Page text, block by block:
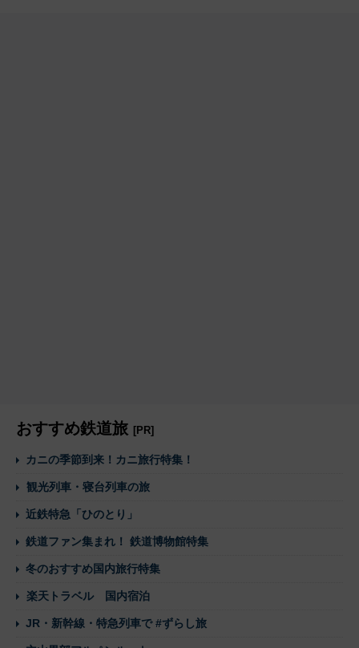
おすすめ鉄道旅 [PR]
カニの季節到来！カニ旅行特集！
観光列車・寝台列車の旅
近鉄特急「ひのとり」
鉄道ファン集まれ！ 鉄道博物館特集
冬のおすすめ国内旅行特集
楽天トラベル 国内宿泊
JR・新幹線・特急列車で #ずらし旅